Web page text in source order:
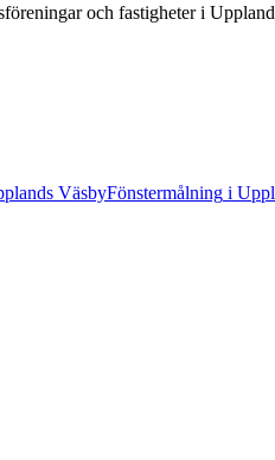
och fastigheteri
VäsbyFönstermålning i